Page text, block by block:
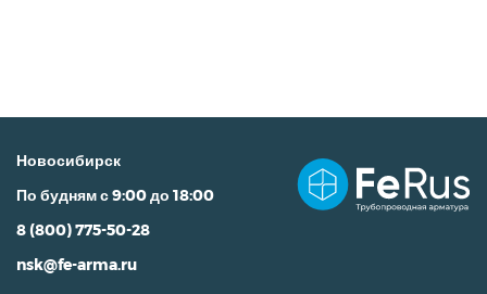
Новосибирск
По будням с 9:00 до 18:00
8 (800) 775-50-28
nsk@fe-arma.ru